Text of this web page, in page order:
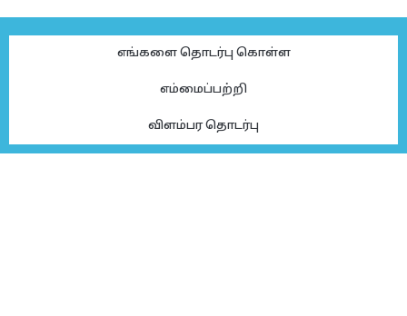
எங்களை தொடர்பு கொள்ள
எம்மைப்பற்றி
விளம்பர தொடர்பு